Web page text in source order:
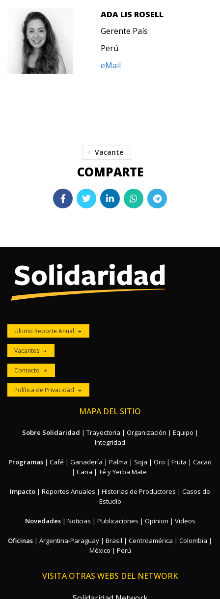
ADA LIS ROSELL
Gerente País
Perú
eMail
Vacante
Ultimo Reporte Anual
Vacantes
Contacto
Política de Privacidad
MAPA DEL SITIO
Sobre Solidaridad | Trayectoria | Organización | Equipo |
Integridad
Programas | Café | Ganadería | Palma | Soja | Oro | Fruta | Cacao
| Caña | Té y Yerba Mate
Impacto | Reportes Anuales | Historias de Productores | Casos de
Estudio
Novedades| Noticias | Publicaciones | Opinion | Videos
Oficinas | Argentina-Paraguay | Brasil | Centroamérica | Colombia |
México | Perú
VISITA OTRAS WEBS DEL NETWORK